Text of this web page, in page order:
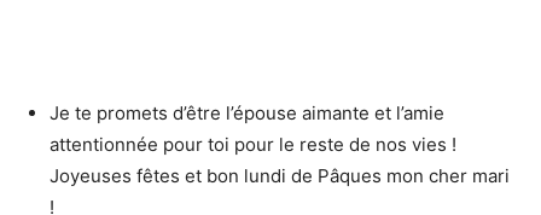
Je te promets d’être l’épouse aimante et l’amie
attentionnée pour toi pour le reste de nos vies !
Joyeuses fêtes et bon lundi de Pâques mon cher mari
!